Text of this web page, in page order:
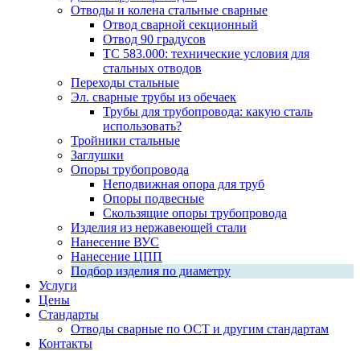
Отводы и колена стальные сварные
Отвод сварной секционный
Отвод 90 градусов
ТС 583.000: технические условия для
стальных отводов
Переходы стальные
Эл. сварные трубы из обечаек
Трубы для трубопровода: какую сталь
использовать?
Тройники стальные
Заглушки
Опоры трубопровода
Неподвижная опора для труб
Опоры подвесные
Скользящие опоры трубопровода
Изделия из нержавеющей стали
Нанесение ВУС
Нанесение ЦПП
Подбор изделия по диаметру
Услуги
Цены
Стандарты
Отводы сварные по ОСТ и другим стандартам
Контакты